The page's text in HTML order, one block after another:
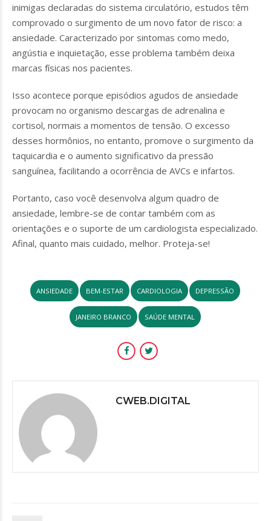
inimigas declaradas do sistema circulatório, estudos têm
comprovado o surgimento de um novo fator de risco: a
ansiedade. Caracterizado por sintomas como medo,
angústia e inquietação, esse problema também deixa
marcas físicas nos pacientes.
Isso acontece porque episódios agudos de ansiedade
provocam no organismo descargas de adrenalina e
cortisol, normais a momentos de tensão. O excesso
desses hormônios, no entanto, promove o surgimento da
taquicardia e o aumento significativo da pressão
sanguínea, facilitando a ocorrência de AVCs e infartos.
Portanto, caso você desenvolva algum quadro de
ansiedade, lembre-se de contar também com as
orientações e o suporte de um cardiologista especializado.
Afinal, quanto mais cuidado, melhor. Proteja-se!
ANSIEDADE BEM-ESTAR CARDIOLOGIA DEPRESSÃO
JANEIRO BRANCO SAÚDE MENTAL
CWEB.DIGITAL